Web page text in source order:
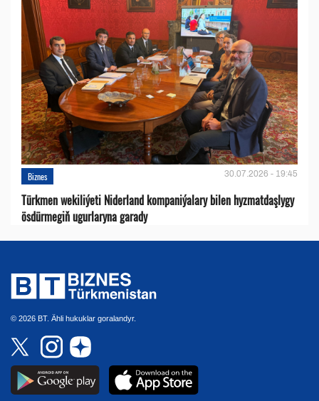
Biznes 30.07.2026 - 19:45
Türkmen wekiliýeti Niderland kompaniýalary bilen hyzmatdaşlygy
ösdürmegiň ugurlaryna garady
© 2026 BT. Ähli hukuklar goralandyr.